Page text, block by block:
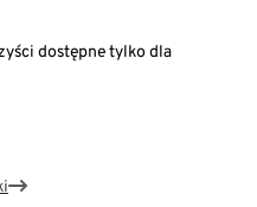
dostępne tylko dla